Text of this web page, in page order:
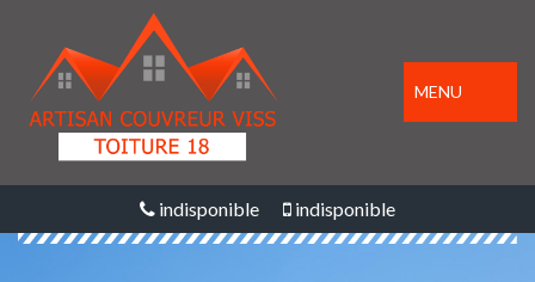
MENU
indisponible indisponible